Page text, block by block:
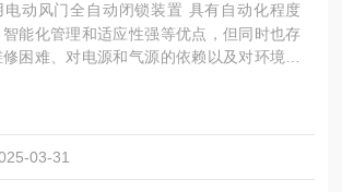
电动风门全自动闭锁装置 具有自动化程度
能化管理和适应性强等优点，但同时也存
困难、对电源和气源的依赖以及对环境因
03-31